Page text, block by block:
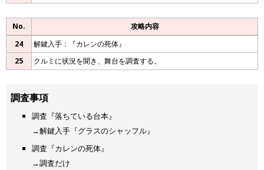
No.
攻略内容
24
解鍵入手：『カレンの死体』
25
クルミに状況を聞き、舞台を調査する。
調査事項
調査『落ちている台本』
→解鍵入手『グラスのシャッフル』
調査『カレンの死体』
→調査だけ